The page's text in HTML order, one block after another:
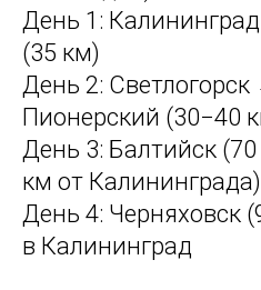
День 1:
(35 км)
День 2:
Пионерский (30−40
День 3: Балтийск (70
км от Калининграда)
День 4: Черняховск
в Калининград